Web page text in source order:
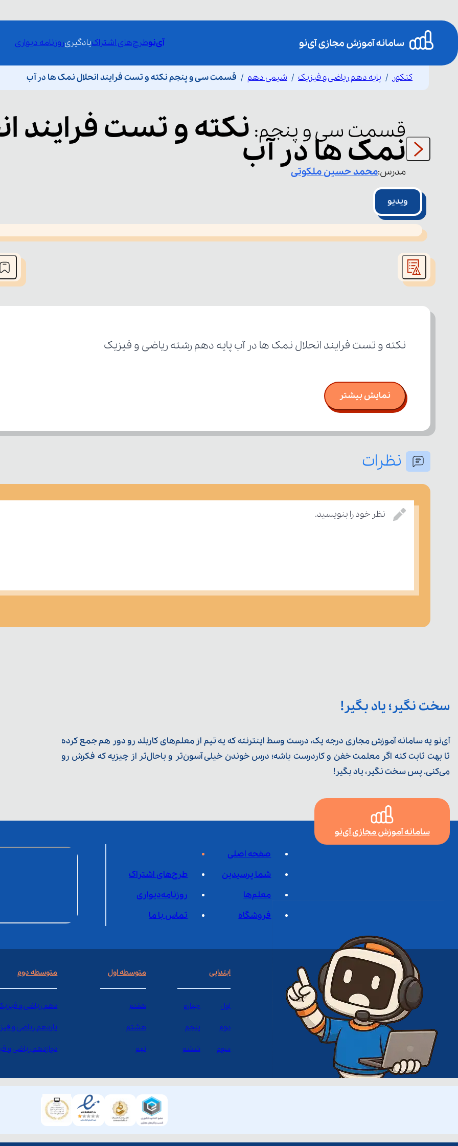
آی‌نوطرح‌های اشتراکیادگیریروزنامه دیواری
کنکور پایه دهم ریاضی و فیزیک شیمی دهم قسمت سی و پنجم نکته و تست فرایند انحلال نمک ها در آب
قسمت سی و پنجم: نکته و تست فرایند
نمک ها در آب
مدرس:محمد حسینملکوتی
ویدیو
This
is
window.
نکته و تست فرایند انحلال نمک ها در آب پایه دهم رشته ریاضی و فیزیک
نمایش بیشتر
نظرات
نظر خود را بنویسید.
سخت نگیر؛ یاد بگیر!
آی‌نو یه سامانه آموزش مجازی درجه یک، درست وسط اینترنته که یه تیم از معلم‌‌های کاربلد رو دور هم جمع کرده
تا بهت ثابت کنه اگر معلمت خفن و کاردرست باشه؛ درس خوندن خیلی آسون‌تر و باحال‌تر از چیزیه که فکرش رو
می‌کنی. پس سخت نگیر، یاد بگیر!
سامانه آموزش مجازی آی‌نو
صفحه اصلی
شما پرسیدین
طرح‌های اشتراک
معلم‌ها
روزنامه‌دیواری
فروشگاه
تماس با ما
ابتدایی
اول چهارم
دوم پنجم
سوم ششم
متوسطه اول
هفتم
هشتم
نهم
متوسطه دوم
دهم ریاضی و
یازدهم ریاضی و
دوازدهم ریاضی و